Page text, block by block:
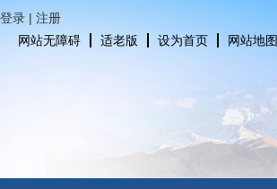
登录 | 注册
网站无障碍
适老版 设为首页 网站地图